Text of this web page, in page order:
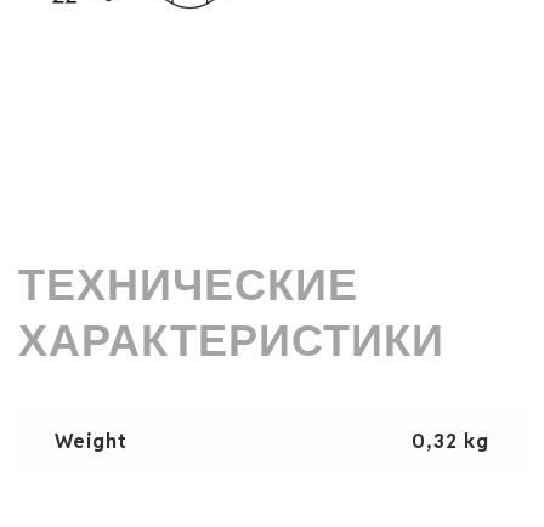
ТЕХНИЧЕСКИЕ
ХАРАКТЕРИСТИКИ
Weight 0,32 kg